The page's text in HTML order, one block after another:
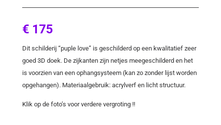
€ 175
Dit schilderij “puple love” is geschilderd op een kwalitatief zeer
goed 3D doek. De zijkanten zijn netjes meegeschilderd en het
is voorzien van een ophangsysteem (kan zo zonder lijst worden
opgehangen). Materiaalgebruik: acrylverf en licht structuur.
Klik op de foto’s voor verdere vergroting !!